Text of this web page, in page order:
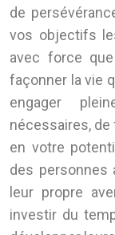
de
vos objectifs
avec force
façonner la vie
engager
nécessaires,
en votre
des personnes
leur propre
investir du